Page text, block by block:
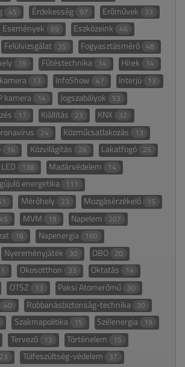
45 Érdekesség 97 Erőművek 33
Események 69 Eszközeink 46
Felülvizsgálat 35 Fogyasztásmérő 48
19 Fűtéstechnika 14 Hírek 14
13 InfoShow 47 Interjú 13
kamera 14 Jogszabályok 53
17 Kiállítás 23 KNX 32
24 Közműcsatlakozás 13
16 Közvilágítás 26 Lakatfogó 25
LED 138 Madárvédelem 14
energetika 111
Mérőhely 23 Mozgásérzékelő 15
45 MVM 19 Napelem 207
18 Napenergia 180
Nyereményjáték 30 OBO 20
Okosotthon 33 Oktatás 14
OTSZ 13 Paksi Atomerőmű 30
40 Robbanásbiztonság-technika 30
Szakmapolitika 15 Szélenergia 19
Tervező 13 Történelem 15
23 Túlfeszültség-védelem 37